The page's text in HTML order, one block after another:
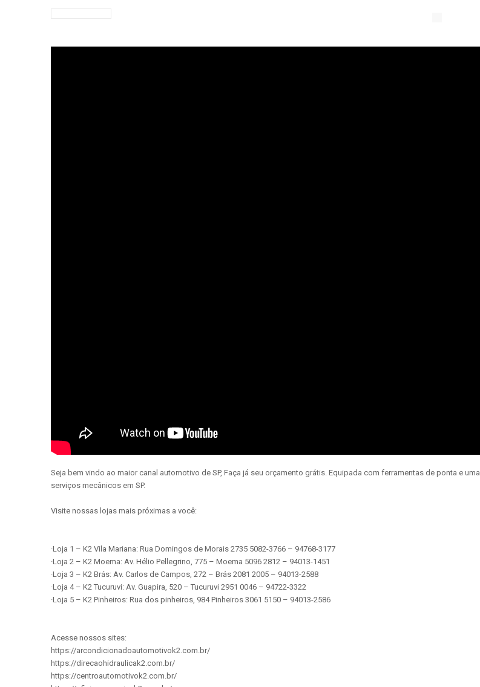
Seja bem vindo ao maior canal automotivo de SP, Faça já seu orçamento grátis. Equipada com ferramentas de ponta e
serviços mecânicos em SP.
Visite nossas lojas mais próximas a você:
·Loja 1 – K2 Vila Mariana: Rua Domingos de Morais 2735 5082-3766 – 94768-3177
·Loja 2 – K2 Moema: Av. Hélio Pellegrino, 775 – Moema 5096 2812 – 94013-1451
·Loja 3 – K2 Brás: Av. Carlos de Campos, 272 – Brás 2081 2005 – 94013-2588
·Loja 4 – K2 Tucuruvi: Av. Guapira, 520 – Tucuruvi 2951 0046 – 94722-3322
·Loja 5 – K2 Pinheiros: Rua dos pinheiros, 984 Pinheiros 3061 5150 – 94013-2586
Acesse nossos sites:
https://arcondicionadoautomotivok2.com.br/
https://direcaohidraulicak2.com.br/
https://centroautomotivok2.com.br/